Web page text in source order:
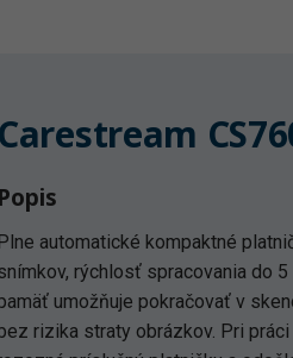
Carestream
Popis
automatické kompaktné
rýchlosť spracovania do
umožňuje pokračovať v
rizika straty obrázkov. Pri